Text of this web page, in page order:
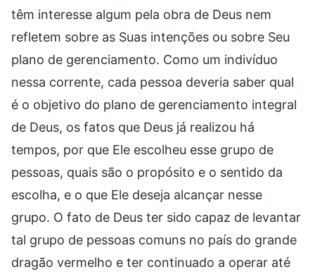
têm interesse algum pela obra de Deus nem
refletem sobre as Suas intenções ou sobre Seu
plano de gerenciamento. Como um indivíduo
nessa corrente, cada pessoa deveria saber qual
é o objetivo do plano de gerenciamento integral
de Deus, os fatos que Deus já realizou há
tempos, por que Ele escolheu esse grupo de
pessoas, quais são o propósito e o sentido da
escolha, e o que Ele deseja alcançar nesse
grupo. O fato de Deus ter sido capaz de levantar
tal grupo de pessoas comuns no país do grande
dragão vermelho e ter continuado a operar até